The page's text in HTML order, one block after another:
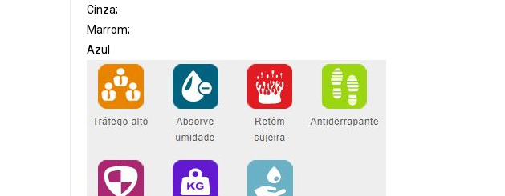
Cinza;
Marrom;
Azul